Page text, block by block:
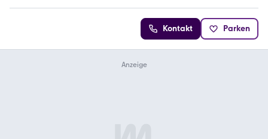
Kontakt Parken